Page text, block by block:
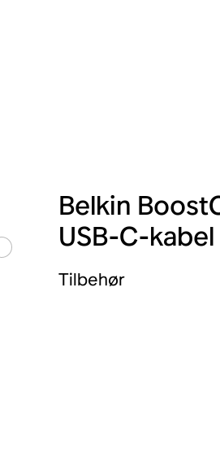
Belkin
USB-C-
Tilbehør